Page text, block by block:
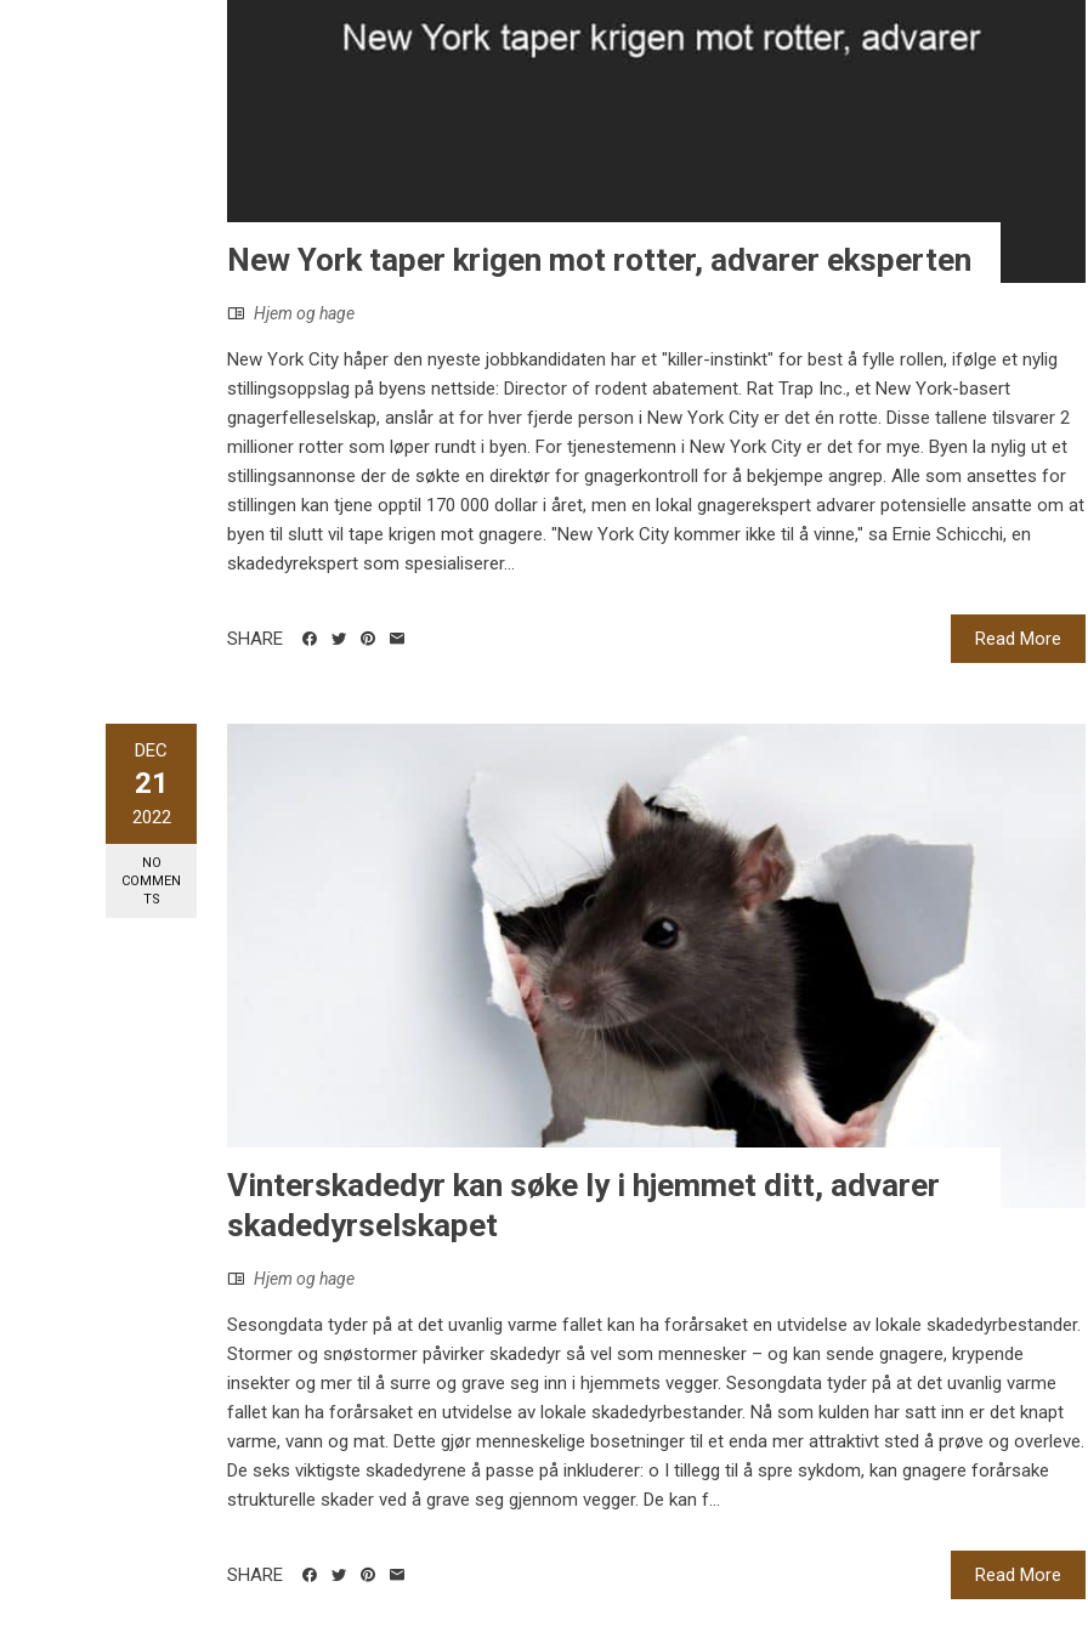
New York taper krigen mot rotter, advarer eksperten
Hjem og hage
New York City håper den nyeste jobbkandidaten har et "killer-instinkt" for best å fylle rollen, ifølge et nylig
stillingsoppslag på byens nettside: Director of rodent abatement. Rat Trap Inc., et New York-basert
gnagerfelleselskap, anslår at for hver fjerde person i New York City er det én rotte. Disse tallene tilsvarer 2
millioner rotter som løper rundt i byen. For tjenestemenn i New York City er det for mye. Byen la nylig ut et
stillingsannonse der de søkte en direktør for gnagerkontroll for å bekjempe angrep. Alle som ansettes for
stillingen kan tjene opptil 170 000 dollar i året, men en lokal gnagerekspert advarer potensielle ansatte om at
byen til slutt vil tape krigen mot gnagere. "New York City kommer ikke til å vinne," sa Ernie Schicchi, en
skadedyrekspert som spesialiserer...
Read More
SHARE
DEC
21
2022
NO
COMMEN
TS
Vinterskadedyr kan søke ly i hjemmet ditt, advarer
skadedyrselskapet
Hjem og hage
Sesongdata tyder på at det uvanlig varme fallet kan ha forårsaket en utvidelse av lokale skadedyrbestander.
Stormer og snøstormer påvirker skadedyr så vel som mennesker – og kan sende gnagere, krypende
insekter og mer til å surre og grave seg inn i hjemmets vegger. Sesongdata tyder på at det uvanlig varme
fallet kan ha forårsaket en utvidelse av lokale skadedyrbestander. Nå som kulden har satt inn er det knapt
varme, vann og mat. Dette gjør menneskelige bosetninger til et enda mer attraktivt sted å prøve og overleve.
De seks viktigste skadedyrene å passe på inkluderer: o I tillegg til å spre sykdom, kan gnagere forårsake
strukturelle skader ved å grave seg gjennom vegger. De kan f...
Read More
SHARE